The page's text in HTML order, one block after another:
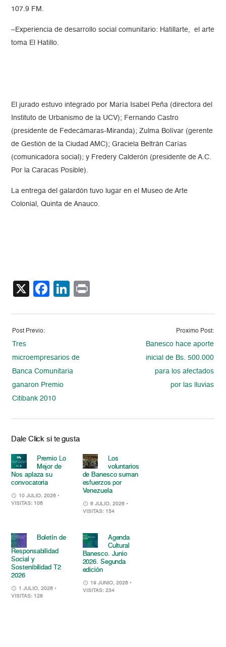
107.9 FM.
–Experiencia de desarrollo social comunitario: Hatillarte, el arte
toma El Hatillo.
El jurado estuvo integrado por María Isabel Peña (directora del
Instituto de Urbanismo de la UCV); Fernando Castro
(presidente de Fedecámaras-Miranda); Zulma Bolívar (gerente
de Gestión de la Ciudad AMC); Graciela Beltrán Carías
(comunicadora social); y Fredery Calderón (presidente de A.C.
Por la Caracas Posible).
La entrega del galardón tuvo lugar en el Museo de Arte
Colonial, Quinta de Anauco.
X Facebook
LinkedIn
Post Previo:
Tres
microempresarios de
Banca Comunitaria
ganaron Premio
Citibank 2010
Proximo Post:
Banesco hace aporte
inicial de Bs. 500.000
para los afectados
por las lluvias
Dale Click si te gusta
Premio Lo
Mejor de
Nos aplaza su
convocatoria
10 JULIO, 2026 •
VISITAS: 106
Los
voluntarios
de Banesco suman
esfuerzos por
Venezuela
6 JULIO, 2026 •
VISITAS: 154
Boletín de
Responsabilidad
Social y
Sostenibilidad T2
2026
1 JULIO, 2026 •
VISITAS: 128
Agenda
Cultural
Banesco. Junio
2026. Segunda
edición
19 JUNIO, 2026 •
VISITAS: 234